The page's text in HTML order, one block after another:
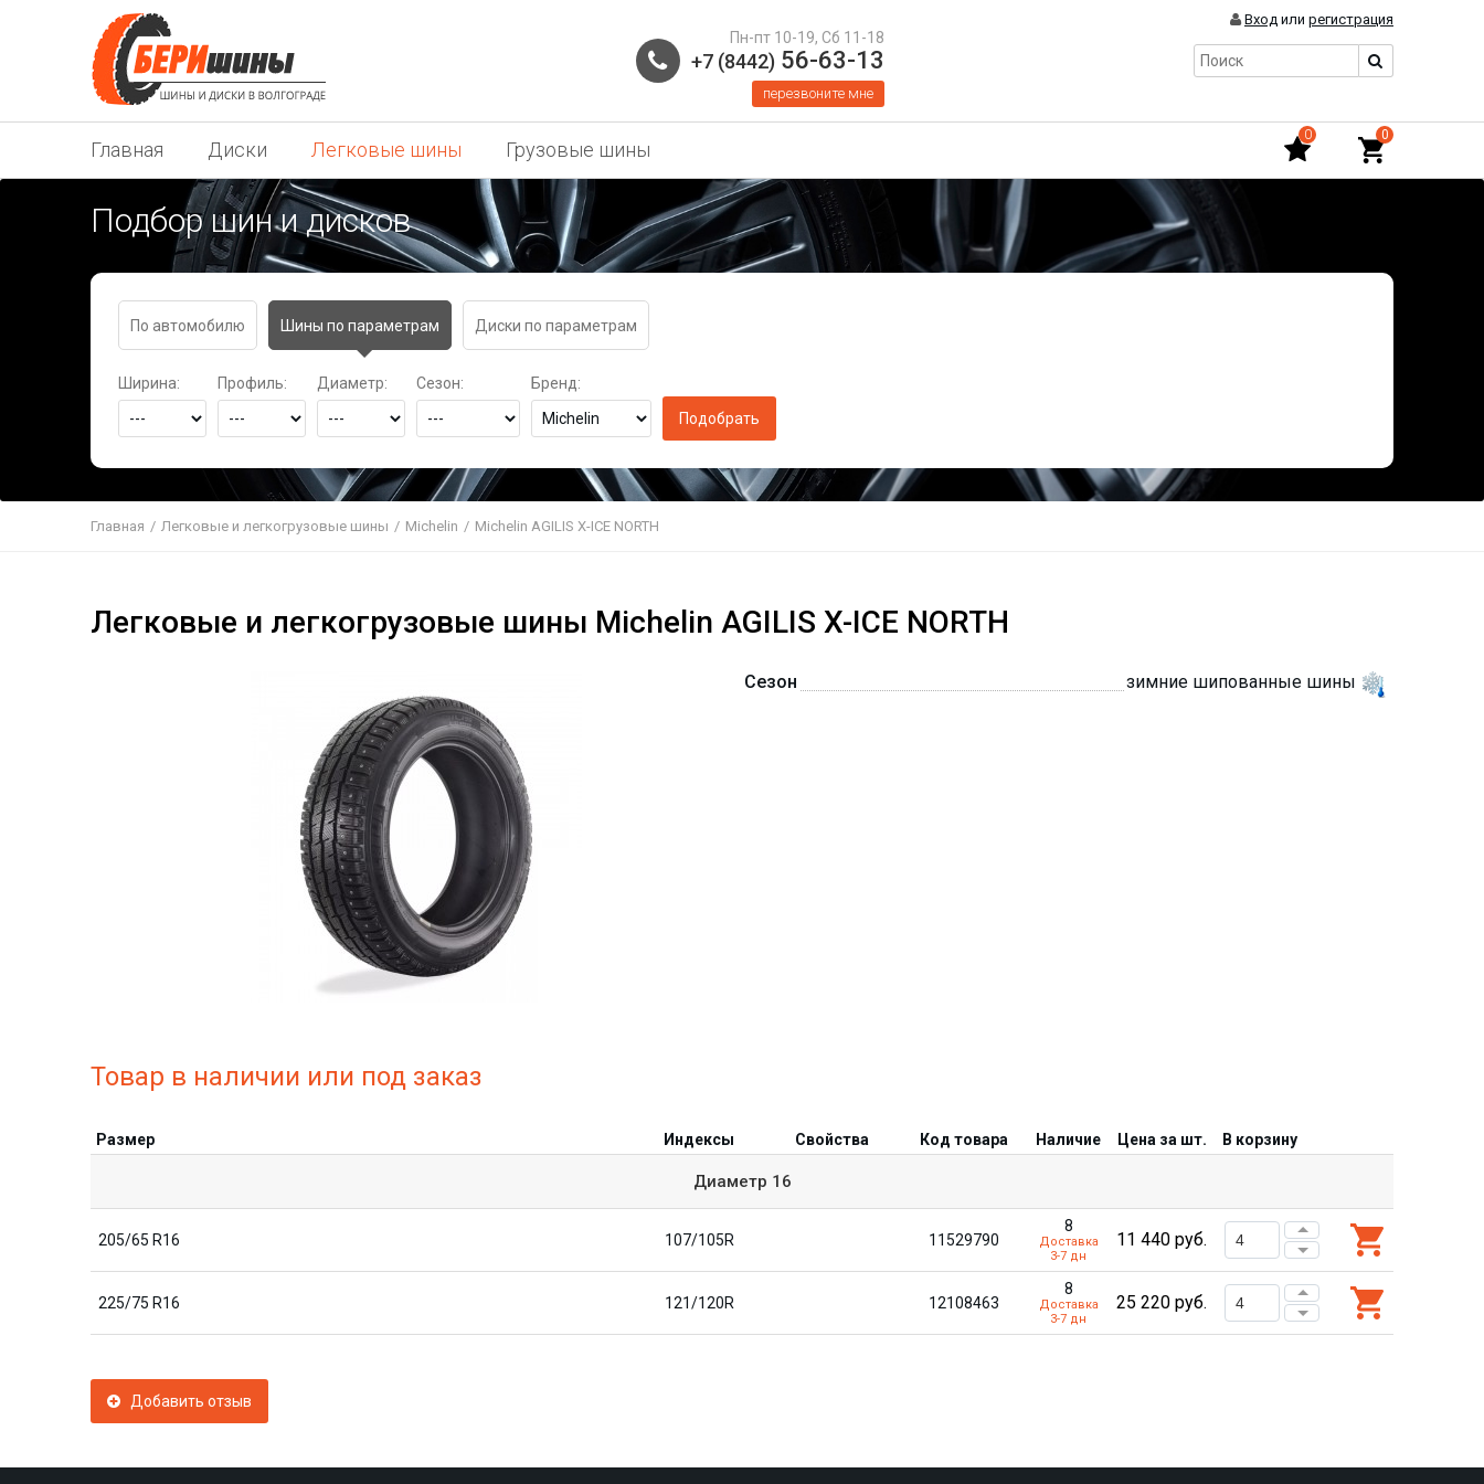
Пн-пт 10-19, Сб 11-18
+7 (8442) 56-63-13
перезвоните мне
Вход или регистрация
Главная Диски Легковые шины Грузовые шины
0 0
Подбор шин и дисков
По автомобилю Шины по параметрам Диски по параметрам
Ширина: Профиль: Диаметр: Сезон: Бренд:
Главная / Легковые и легкогрузовые шины / Michelin / Michelin AGILIS X-ICE NORTH
Легковые и легкогрузовые шины Michelin AGILIS X-ICE NORTH
Сезон зимние шипованные шины
Товар в наличии или под заказ
Размер Индексы Свойства Код товара Наличие Цена за шт. В корзину
Диаметр 16
205/65 R16 107/105R 11529790
8
Доставка
3-7 дн
11 440 руб.
225/75 R16 121/120R 12108463
8
Доставка
3-7 дн
25 220 руб.
Добавить отзыв